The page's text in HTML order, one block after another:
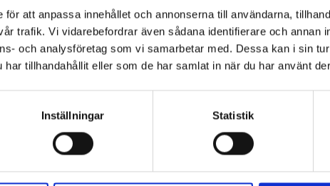
för att anpassa innehållet och annonserna till användarna,
trafik. Vi vidarebefordrar även sådana identifierare och annan
och analysföretag som vi samarbetar med. Dessa kan i sin
har tillhandahållit eller som de har samlat in när du har använt
Inställningar Statistik
Här finns allt från
bastu och utsikt över
restaurang, afterski och
och fjällkänsla.
BOKA NU